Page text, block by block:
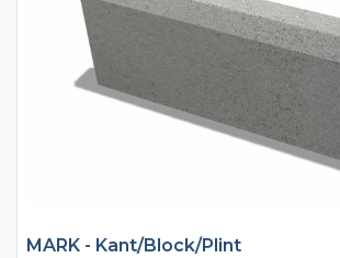
MARK - Kant/Block/Plint